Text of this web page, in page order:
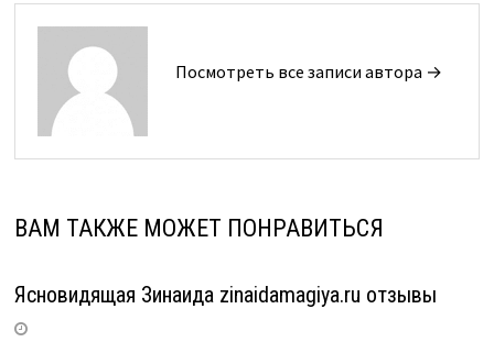
Посмотреть все записи автора →
ВАМ ТАКЖЕ МОЖЕТ ПОНРАВИТЬСЯ
Ясновидящая Зинаида zinaidamagiya.ru отзывы